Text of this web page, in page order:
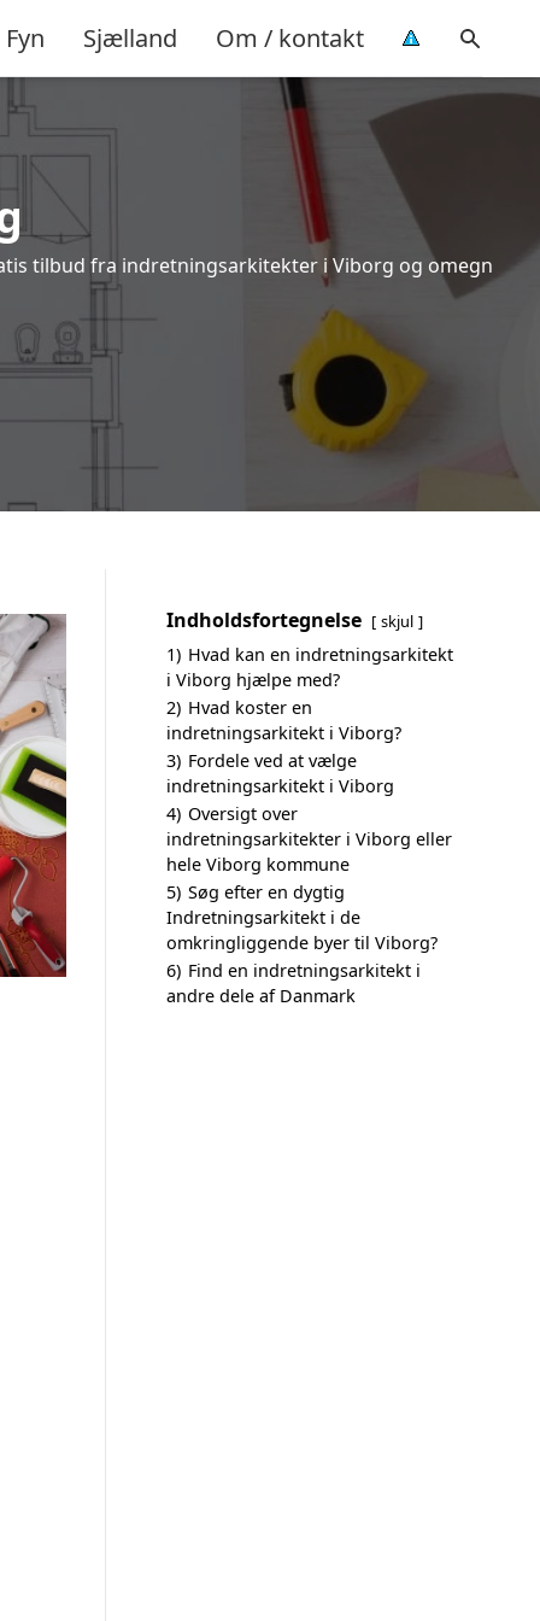
Fyn Sjælland Om / kontakt
tilbud fra indretningsarkitekter i Viborg og omegn
Indholdsfortegnelse skjul
1) Hvad kan en indretningsarkitekt
i Viborg hjælpe med?
2) Hvad koster en
indretningsarkitekt i Viborg?
3) Fordele ved at vælge
indretningsarkitekt i Viborg
4) Oversigt over
indretningsarkitekter i Viborg eller
hele Viborg kommune
5) Søg efter en dygtig
Indretningsarkitekt i de
omkringliggende byer til Viborg?
6) Find en indretningsarkitekt i
andre dele af Danmark